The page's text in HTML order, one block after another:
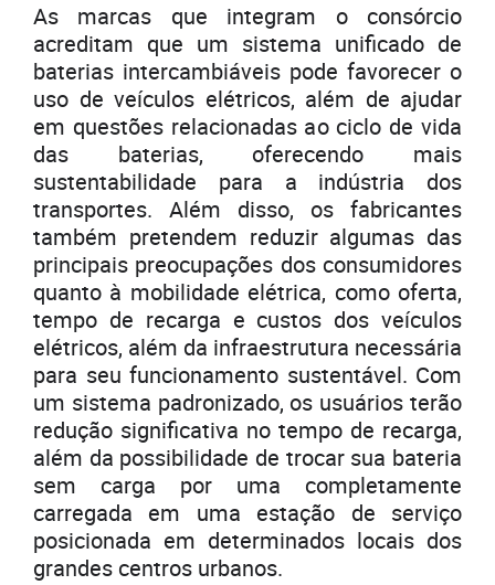
As marcas que integram o consórcio
acreditam que um sistema unificado de
baterias intercambiáveis pode favorecer o
uso de veículos elétricos, além de ajudar
em questões relacionadas ao ciclo de vida
das baterias, oferecendo mais
sustentabilidade para a indústria dos
transportes. Além disso, os fabricantes
também pretendem reduzir algumas das
principais preocupações dos consumidores
quanto à mobilidade elétrica, como oferta,
tempo de recarga e custos dos veículos
elétricos, além da infraestrutura necessária
para seu funcionamento sustentável. Com
um sistema padronizado, os usuários terão
redução significativa no tempo de recarga,
além da possibilidade de trocar sua bateria
sem carga por uma completamente
carregada em uma estação de serviço
posicionada em determinados locais dos
grandes centros urbanos.